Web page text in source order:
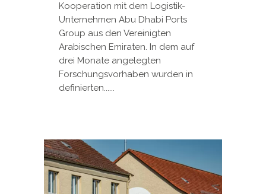
Kooperation mit dem Logistik-
Unternehmen Abu Dhabi Ports
Group aus den Vereinigten
Arabischen Emiraten. In dem auf
drei Monate angelegten
Forschungsvorhaben wurden in
definierten......